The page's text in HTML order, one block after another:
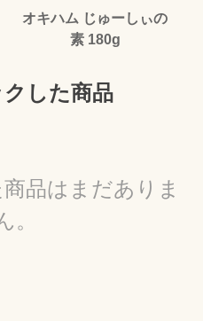
オキハム じゅーしぃの
素 180g
した商品
品はまだありま
。